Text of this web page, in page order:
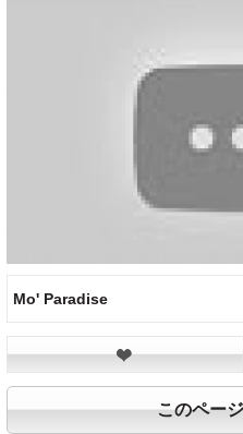
Mo' Paradise
このペー